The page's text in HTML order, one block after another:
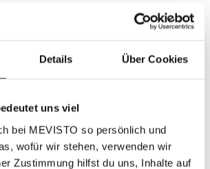
Details Über Cookies
uns viel
bei MEVISTO so persönlich und
wofür wir stehen, verwenden wir
Zustimmung hilfst du uns, Inhalte auf